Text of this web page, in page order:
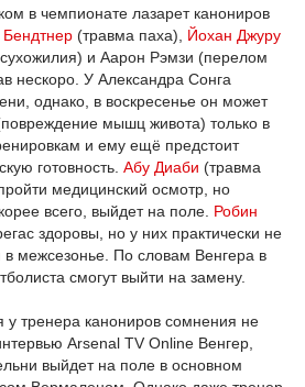
в чемпионате лазарет канониров
Бендтнер (травма паха), Йохан Джуру
и Аарон Рэмзи (перелом
нескоро. У Александра Сонга
однако, в воскресенье он может
мышц живота) только в
и ему ещё предстоит
готовность. Абу Диаби (травма
медицинский осмотр, но
всего, выйдет на поле. Робин
здоровы, но у них практически не
в межсезонье. По словам Венгера в
смогут выйти на замену.
у тренера канониров сомнения не
Arsenal TV Online Венгер,
выйдет на поле в основном